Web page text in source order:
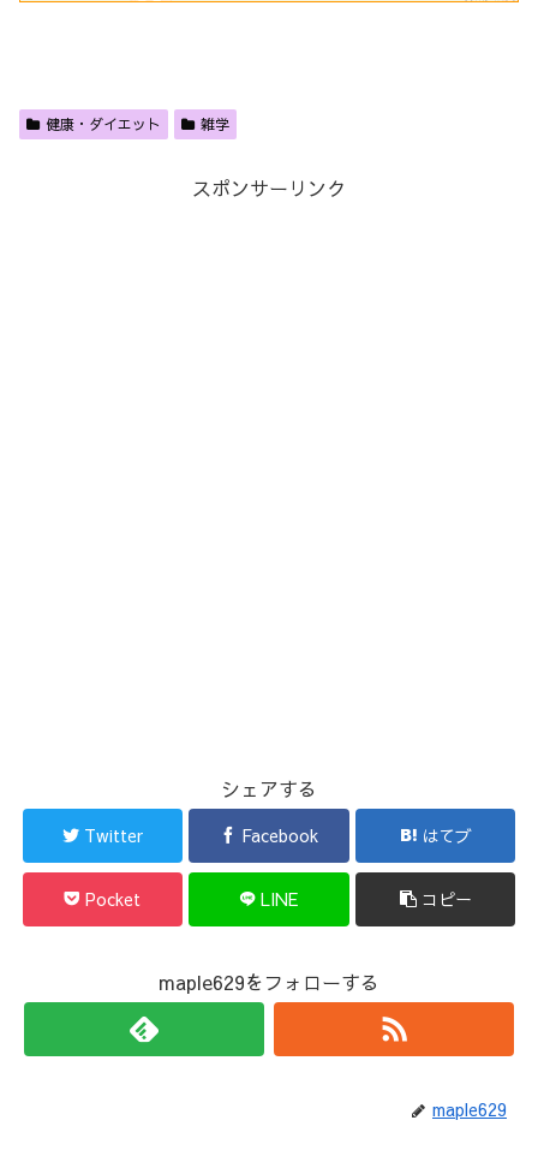
健康・ダイエット 雑学
スポンサーリンク
シェアする
Twitter Facebook はてブ
Pocket LINE コピー
maple629をフォローする
maple629